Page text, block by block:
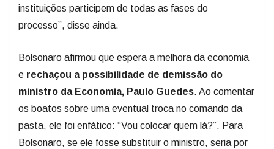
instituições participem de todas as fases do
processo”, disse ainda.
Bolsonaro afirmou que espera a melhora da economia
e rechaçou a possibilidade de demissão do
ministro da Economia, Paulo Guedes. Ao comentar
os boatos sobre uma eventual troca no comando da
pasta, ele foi enfático: “Vou colocar quem lá?”. Para
Bolsonaro, se ele fosse substituir o ministro, seria por